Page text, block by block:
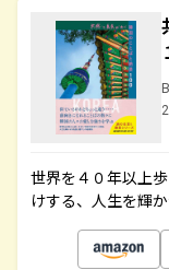
世界を４０年以上
けする、人生を輝